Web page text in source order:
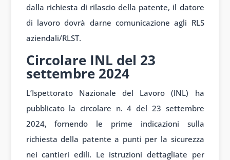
dalla richiesta di rilascio della patente, il datore
di lavoro dovrà darne comunicazione agli RLS
aziendali/RLST.
Circolare INL del 23
settembre 2024
L’Ispettorato Nazionale del Lavoro (INL) ha
pubblicato la circolare n. 4 del 23 settembre
2024, fornendo le prime indicazioni sulla
richiesta della patente a punti per la sicurezza
nei cantieri edili. Le istruzioni dettagliate per